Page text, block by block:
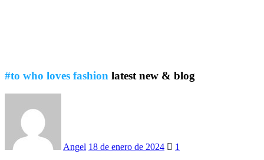
#to who loves fashion latest new & blog
Angel 18 de enero de 2024 1